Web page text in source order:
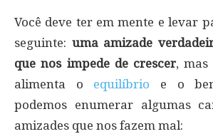
Você deve ter em mente e levar
seguinte: uma amizade
que nos impede de crescer, mas
alimenta o equilíbrio e o
podemos enumerar algumas
amizades que nos fazem mal: